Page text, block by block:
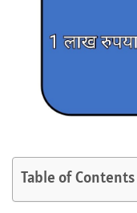
Table of Contents